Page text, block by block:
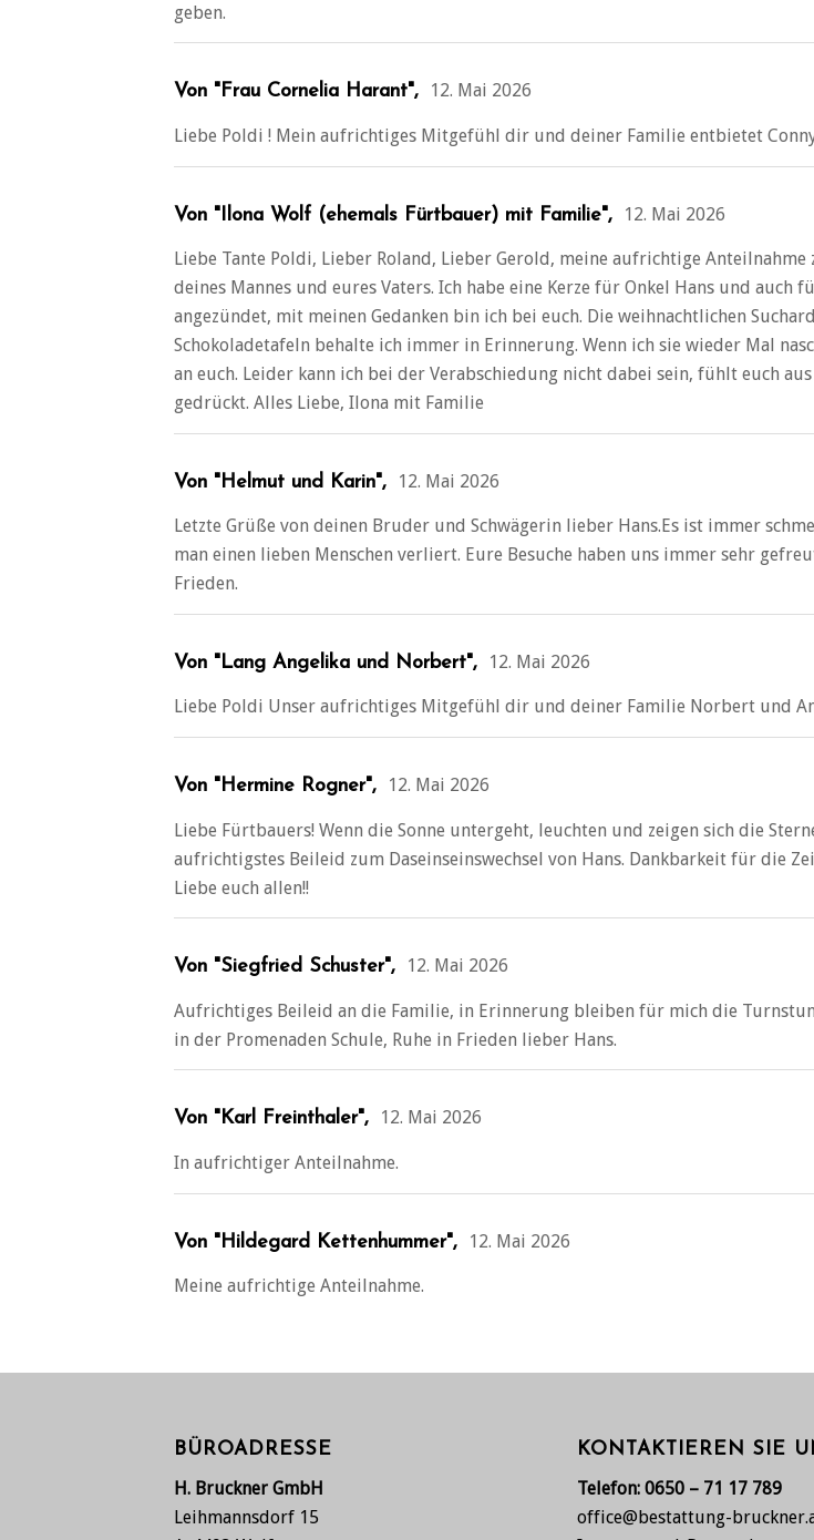
geben.
Von "Frau Cornelia Harant", 12. Mai 2026
Liebe Poldi ! Mein aufrichtiges Mitgefühl dir und deiner Familie entbietet
Von "Ilona Wolf (ehemals Fürtbauer) mit Familie", 12. Mai 2026
Liebe Tante Poldi, Lieber Roland, Lieber Gerold, meine aufrichtige Anteilnahme
deines Mannes und eures Vaters. Ich habe eine Kerze für Onkel Hans und auch
angezündet, mit meinen Gedanken bin ich bei euch. Die weihnachtlichen
Schokoladetafeln behalte ich immer in Erinnerung. Wenn ich sie wieder Mal
an euch. Leider kann ich bei der Verabschiedung nicht dabei sein, fühlt euch
gedrückt. Alles Liebe, Ilona mit Familie
Von "Helmut und Karin", 12. Mai 2026
Letzte Grüße von deinen Bruder und Schwägerin lieber Hans.Es ist immer
man einen lieben Menschen verliert. Eure Besuche haben uns immer sehr
Frieden.
Von "Lang Angelika und Norbert", 12. Mai 2026
Liebe Poldi Unser aufrichtiges Mitgefühl dir und deiner Familie Norbert und
Von "Hermine Rogner", 12. Mai 2026
Liebe Fürtbauers! Wenn die Sonne untergeht, leuchten und zeigen sich die
aufrichtigstes Beileid zum Daseinseinswechsel von Hans. Dankbarkeit für die
Liebe euch allen!!
Von "Siegfried Schuster", 12. Mai 2026
Aufrichtiges Beileid an die Familie, in Erinnerung bleiben für mich die
in der Promenaden Schule, Ruhe in Frieden lieber Hans.
Von "Karl Freinthaler", 12. Mai 2026
In aufrichtiger Anteilnahme.
Von "Hildegard Kettenhummer", 12. Mai 2026
Meine aufrichtige Anteilnahme.
BÜROADRESSE
H. Bruckner GmbH
Leihmannsdorf 15
KONTAKTIEREN SIE
Telefon: 0650 – 71 17 789
office@bestattung-